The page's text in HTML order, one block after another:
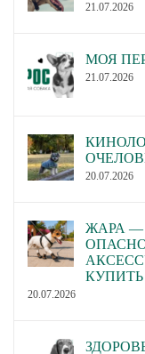
21.07.2026
МОЯ
21.07.2026
20.07.2026
ЖАРА —
20.07.2026